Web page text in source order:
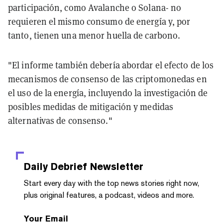
participación, como Avalanche o Solana- no
requieren el mismo consumo de energía y, por
tanto, tienen una menor huella de carbono.
"El informe también debería abordar el efecto de los
mecanismos de consenso de las criptomonedas en
el uso de la energía, incluyendo la investigación de
posibles medidas de mitigación y medidas
alternativas de consenso."
Daily Debrief Newsletter
Start every day with the top news stories right now,
plus original features, a podcast, videos and more.
Your Email